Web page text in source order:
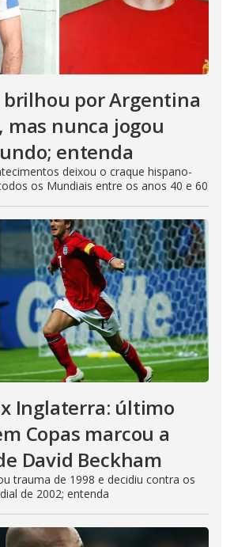
brilhou por Argentina
mas nunca jogou
entenda
deixou o craque hispano-
os Mundiais entre os anos 40 e 60
Inglaterra: último
Copas marcou a
David Beckham
trauma de 1998 e decidiu contra os
de 2002; entenda